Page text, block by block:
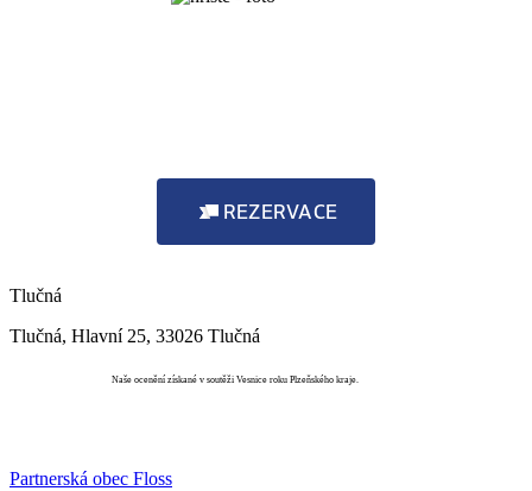
REZERVACE
Tlučná
Tlučná, Hlavní 25, 33026 Tlučná
Naše ocenění získané v soutěži Vesnice roku Plzeňského kraje.
Partnerská obec Floss